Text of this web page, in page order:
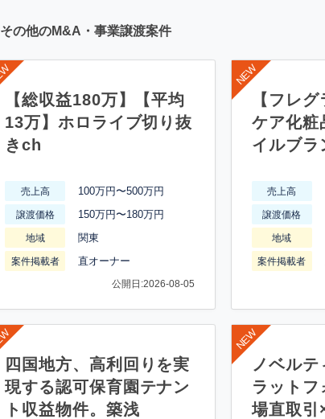
その他のM&A・事業譲渡案件
【総収益180万】【平均
13万】ホロライブ切り抜
きch
売上高 100万円〜500万円
譲渡価格 150万円〜180万円
地域 関東
案件掲載者 直オーナー
公開日:2026-08-05
【フレ
ケア化粧
イルブラ
売上高
譲渡価格
地域
案件掲載者
四国地方、高利回りを実
現する認可保育園テナン
ト収益物件。築浅
ノベル
ラットフ
場直取引